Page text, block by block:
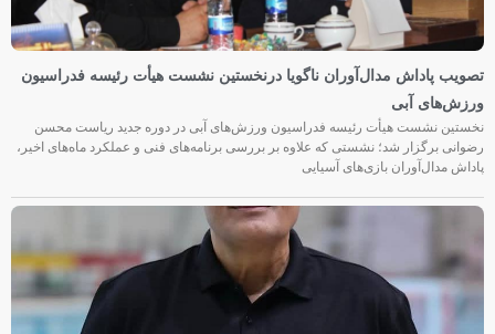
تصویب پاداش مدال‌آوران ناگویا درنخستین نشست هیأت رئیسه فدراسیون
ورزش‌های آبی
نخستین نشست هیأت رئیسه فدراسیون ورزش‌های آبی در دوره جدید ریاست محسن
رضوانی برگزار شد؛ نشستی که علاوه بر بررسی برنامه‌های فنی و عملکرد ماه‌های اخیر،
پاداش مدال‌آوران بازی‌های آسیایی